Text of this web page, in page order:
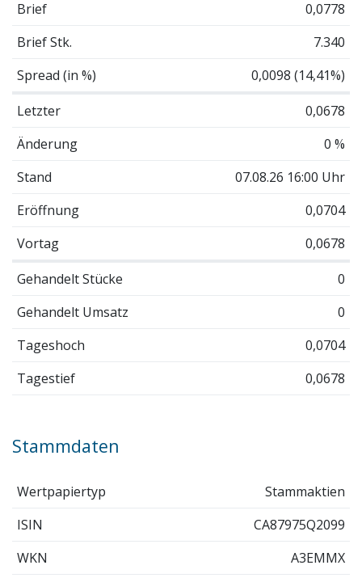
Brief
0,0778
Brief Stk.
7.340
Spread (in %)
0,0098 (14,41%)
Letzter
0,0678
Änderung
0 %
Stand
07.08.26 16:00 Uhr
Eröffnung
0,0704
Vortag
0,0678
Gehandelt Stücke
0
Gehandelt Umsatz
0
Tageshoch
0,0704
Tagestief
0,0678
Stammdaten
Wertpapiertyp
Stammaktien
ISIN
CA87975Q2099
WKN
A3EMMX